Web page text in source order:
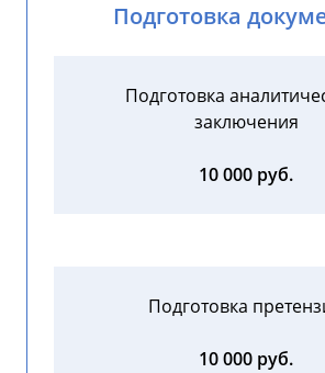
Подготовка
Подготовка
заключения
10 000 руб.
Подготовка
10 000 руб.